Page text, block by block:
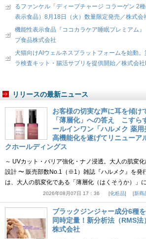
るファンケル「ディープチャージ コラーゲン 2
表示食品）8月18日（火）数量限定発売／株式会
機能性表示食品『ココカラケア睡眠プレミアム
プ食品株式会社
犬猫向けAIウェルネスプラットフォームを始動
ラ検査キット・腸活サプリを提供開始／株式会
リリースの最新ニュース
お客様の切実な声に耳を傾け
「薄層化」への答え こすら
ールインワン「ハルメク 薬
高機能化を遂げてリニューア
クホールディングス
～ UVカット・バリア強化・ナノ浸透。大人の肌変
設計 〜 販売部数No.1（※1）雑誌『ハルメク』を発
は、大人の肌変化である「薄層化（はくそうか）
2026年08月07日 17：36 化粧品 新商
ブラックジンジャー成分6種
同時定量！新分析法（RMS
株式会社